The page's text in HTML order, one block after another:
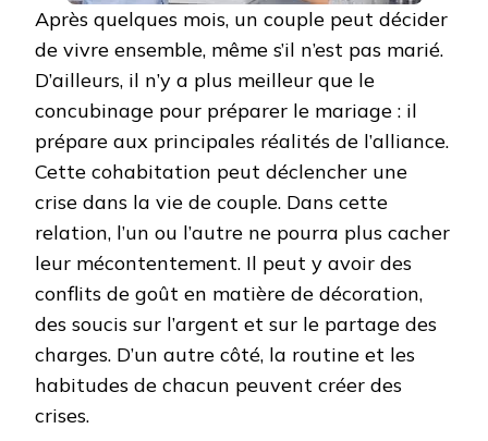
Après quelques mois, un couple peut décider
de vivre ensemble, même s’il n’est pas marié.
D’ailleurs, il n’y a plus meilleur que le
concubinage pour préparer le mariage : il
prépare aux principales réalités de l’alliance.
Cette cohabitation peut déclencher une
crise dans la vie de couple. Dans cette
relation, l’un ou l’autre ne pourra plus cacher
leur mécontentement. Il peut y avoir des
conflits de goût en matière de décoration,
des soucis sur l’argent et sur le partage des
charges. D’un autre côté, la routine et les
habitudes de chacun peuvent créer des
crises.